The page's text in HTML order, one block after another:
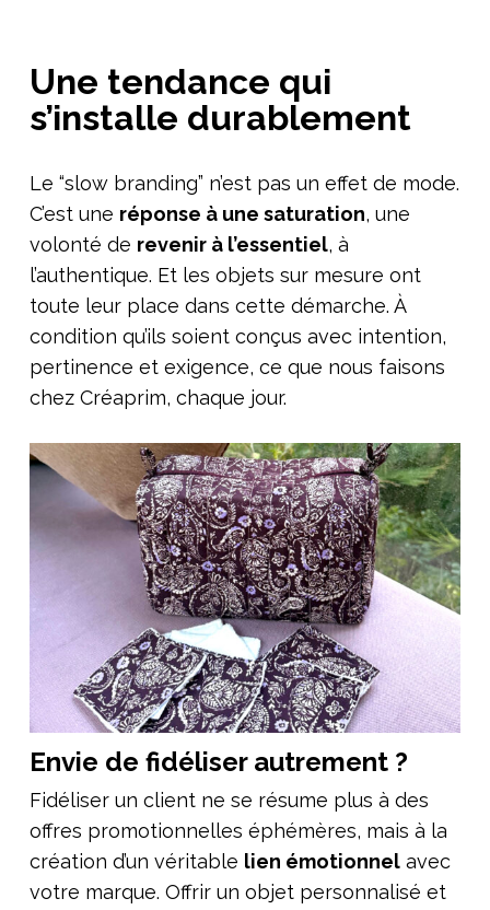
Une tendance qui
s’installe durablement
Le “slow branding” n’est pas un effet de mode.
C’est une réponse à une saturation, une
volonté de revenir à l’essentiel, à
l’authentique. Et les objets sur mesure ont
toute leur place dans cette démarche. À
condition qu’ils soient conçus avec intention,
pertinence et exigence, ce que nous faisons
chez Créaprim, chaque jour.
Envie de fidéliser autrement ?
Fidéliser un client ne se résume plus à des
offres promotionnelles éphémères, mais à la
création d’un véritable lien émotionnelavec
votre marque. Offrir un objet personnalisé et